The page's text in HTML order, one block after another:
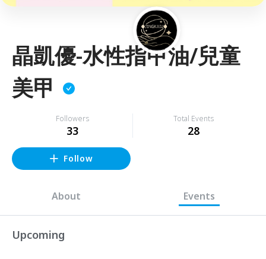
晶凱優-水性指甲油/兒童
美甲
Followers
33
Total Events
28
Follow
About Events
Upcoming